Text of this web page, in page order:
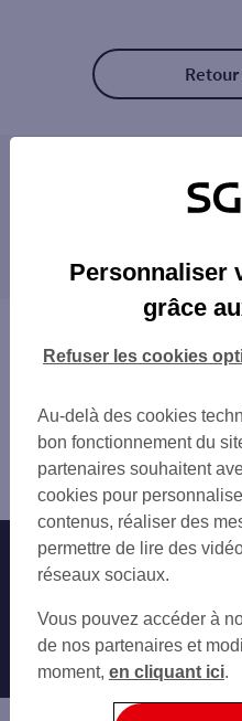
Les distributeurs/
MONTAUBAN CLADEL
MONTAUBAN
MONTAUBAN AUSSONNE
MONTECH 20 PL JEAN
CAUSSADE 33 BD LEONCE
proximité
Vous êtes ici : Accueil
Trouver une agence
Tarn-et-Garonne
Montauban
Distributeur/automate
VILLENOUVELLE
Nos engagements
Autres
Personnaliser
grâce
Au-delà des cookies
bon fonctionnement du
partenaires souhaitent
cookies pour
contenus, réaliser des
permettre de lire des
réseaux sociaux.
Vous pouvez accéder à
de nos partenaires et
moment, en cliquant ici.
Refuser les cookies